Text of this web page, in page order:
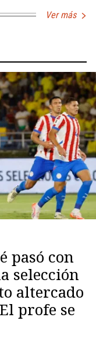
Ver más
pasó con
selección
altercado
profe se